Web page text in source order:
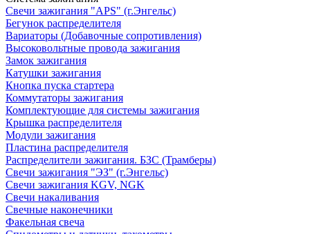
Свечи зажигания "APS" (г.Энгельс)
Бегунок распределителя
Вариаторы (Добавочные сопротивления)
Высоковольтные провода зажигания
Замок зажигания
Катушки зажигания
Кнопка пуска стартера
Коммутаторы зажигания
Комплектующие для системы зажигания
Крышка распределителя
Модули зажигания
Пластина распределителя
Распределители зажигания. БЗС (Трамберы)
Свечи зажигания "ЭЗ" (г.Энгельс)
Свечи зажигания KGV, NGK
Свечи накаливания
Свечные наконечники
Факельная свеча